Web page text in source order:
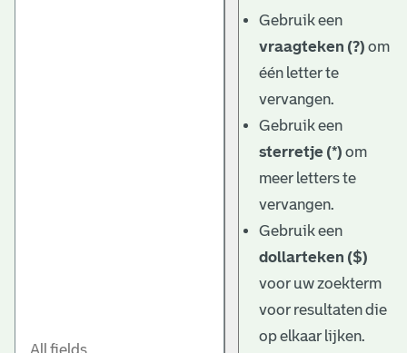
Gebruik een
vraagteken (?) om
één letter te
vervangen.
Gebruik een
sterretje (*) om
meer letters te
vervangen.
Gebruik een
dollarteken ($)
voor uw zoekterm
voor resultaten die
op elkaar lijken.